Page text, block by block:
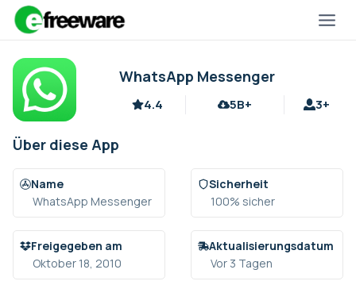
Zum
Inhalt
WhatsApp Messenger
4.4 5B+ 3+
Über diese App
Name
WhatsApp Messenger
Sicherheit
100% sicher
Freigegeben am
Oktober 18, 2010
Aktualisierungsdatum
Vor 3 Tagen